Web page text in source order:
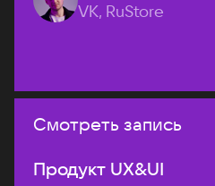
VK, RuStore
Смотреть запись
Продукт UX&UI